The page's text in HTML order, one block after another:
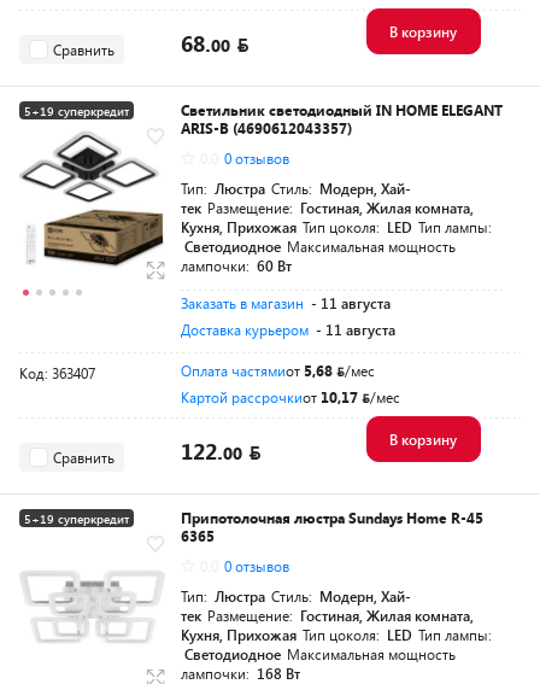
Сравнить 68.00
В корзину
5+19 суперкредит
Разумная цена
Светильник светодиодный IN HOME ELEGANT
ARIS-B (4690612043357)
0 отзывов
Тип: Люстра Стиль: Модерн, Хай-
тек Размещение: Гостиная, Жилая комната,
Кухня, Прихожая Тип цоколя: LED Тип лампы:
Светодиодное Максимальная мощность
лампочки: 60 Вт
Заказать в магазин - 11 августа
Доставка курьером - 11 августа
Код: 363407 Оплата частямиот 5,68
/мес
Картой рассрочкиот 10,17 /мес
Сравнить 122.00
В корзину
5+19 суперкредит
Припотолочная люстра Sundays Home R-45
6365
0 отзывов
Тип: Люстра Стиль: Модерн, Хай-
тек Размещение: Гостиная, Жилая комната,
Кухня, Прихожая Тип цоколя: LED Тип лампы:
Светодиодное Максимальная мощность
лампочки: 168 Вт